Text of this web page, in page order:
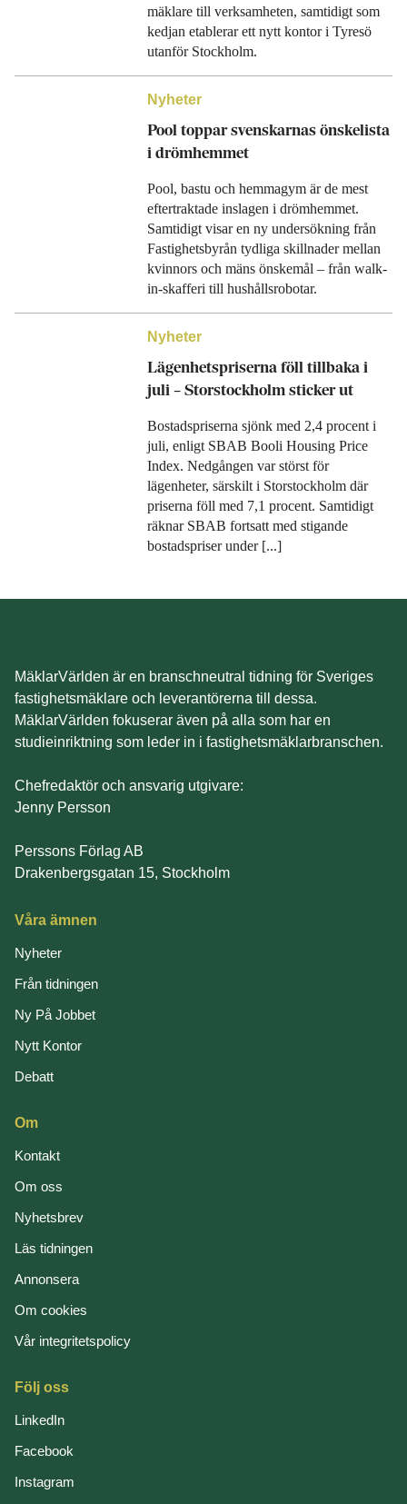
mäklare till verksamheten, samtidigt som
kedjan etablerar ett nytt kontor i Tyresö
utanför Stockholm.
Nyheter
Pool toppar svenskarnas önskelista
i drömhemmet
Pool, bastu och hemmagym är de mest
eftertraktade inslagen i drömhemmet.
Samtidigt visar en ny undersökning från
Fastighetsbyrån tydliga skillnader mellan
kvinnors och mäns önskemål – från walk-
in-skafferi till hushållsrobotar.
Nyheter
Lägenhetspriserna föll tillbaka i
juli – Storstockholm sticker ut
Bostadspriserna sjönk med 2,4 procent i
juli, enligt SBAB Booli Housing Price
Index. Nedgången var störst för
lägenheter, särskilt i Storstockholm där
priserna föll med 7,1 procent. Samtidigt
räknar SBAB fortsatt med stigande
bostadspriser under [...]
MäklarVärlden är en branschneutral tidning för Sveriges
fastighetsmäklare och leverantörerna till dessa.
MäklarVärlden fokuserar även på alla som har en
studieinriktning som leder in i fastighetsmäklarbranschen.
Chefredaktör och ansvarig utgivare:
Jenny Persson
Perssons Förlag AB
Drakenbergsgatan 15, Stockholm
Våra ämnen
Nyheter
Från tidningen
Ny På Jobbet
Nytt Kontor
Debatt
Om
Kontakt
Om oss
Nyhetsbrev
Läs tidningen
Annonsera
Om cookies
Vår integritetspolicy
Följ oss
LinkedIn
Facebook
Instagram